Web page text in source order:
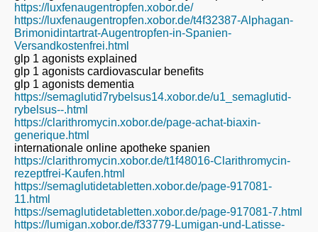
https://luxfenaugentropfen.xobor.de/
https://luxfenaugentropfen.xobor.de/t4f32387-Alphagan-
Brimonidintartrat-Augentropfen-in-Spanien-
Versandkostenfrei.html
glp 1 agonists explained
glp 1 agonists cardiovascular benefits
glp 1 agonists dementia
https://semaglutid7rybelsus14.xobor.de/u1_semaglutid-
rybelsus--.html
https://clarithromycin.xobor.de/page-achat-biaxin-
generique.html
internationale online apotheke spanien
https://clarithromycin.xobor.de/t1f48016-Clarithromycin-
rezeptfrei-Kaufen.html
https://semaglutidetabletten.xobor.de/page-917081-
11.html
https://semaglutidetabletten.xobor.de/page-917081-7.html
https://lumigan.xobor.de/f33779-Lumigan-und-Latisse-